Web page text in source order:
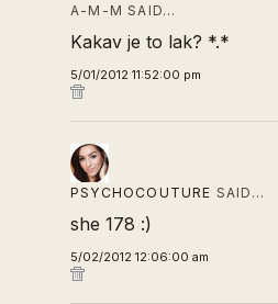
A-M-M SAID…
Kakav je to lak? *.*
5/01/2012 11:52:00 pm
PSYCHOCOUTURE SAID…
she 178 :)
5/02/2012 12:06:00 am